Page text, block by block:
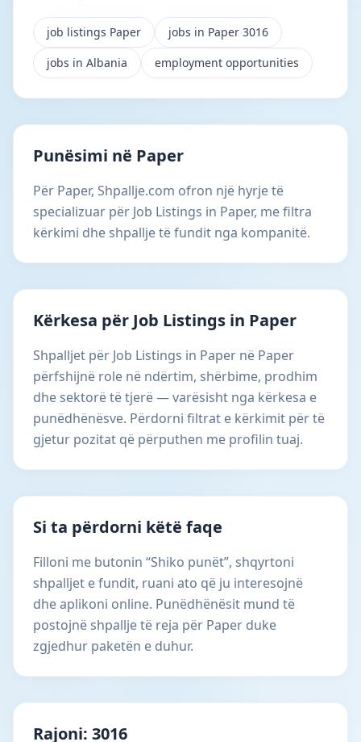
job listings Paper
jobs in Paper 3016
jobs in Albania
employment opportunities
Punësimi në Paper
Për Paper, Shpallje.com ofron një hyrje të
specializuar për Job Listings in Paper, me filtra
kërkimi dhe shpallje të fundit nga kompanitë.
Kërkesa për Job Listings in Paper
Shpalljet për Job Listings in Paper në Paper
përfshijnë role në ndërtim, shërbime, prodhim
dhe sektorë të tjerë — varësisht nga kërkesa e
punëdhënësve. Përdorni filtrat e kërkimit për të
gjetur pozitat që përputhen me profilin tuaj.
Si ta përdorni këtë faqe
Filloni me butonin “Shiko punët”, shqyrtoni
shpalljet e fundit, ruani ato që ju interesojnë
dhe aplikoni online. Punëdhënësit mund të
postojnë shpallje të reja për Paper duke
zgjedhur paketën e duhur.
Rajoni: 3016